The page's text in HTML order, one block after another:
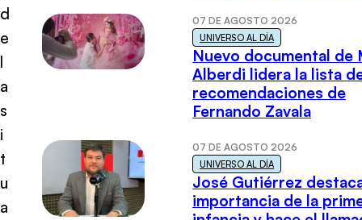
d
e
l
a
s
i
t
u
a
07 DE AGOSTO 2026
UNIVERSO AL DÍA
Nuevo documental de
Alberdi lidera la lista
recomendaciones de
Fernando Zavala
07 DE AGOSTO 2026
UNIVERSO AL DÍA
José Gutiérrez
importancia de la